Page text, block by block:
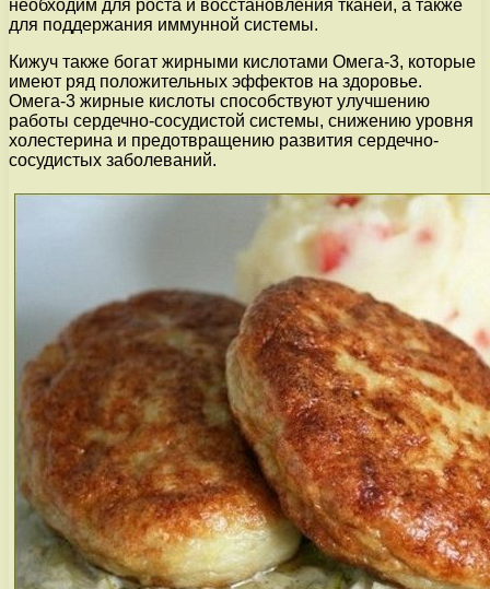
необходим для роста и восстановления тканей, а также
для поддержания иммунной системы.
Кижуч также богат жирными кислотами Омега-3, которые
имеют ряд положительных эффектов на здоровье.
Омега-3 жирные кислоты способствуют улучшению
работы сердечно-сосудистой системы, снижению уровня
холестерина и предотвращению развития сердечно-
сосудистых заболеваний.